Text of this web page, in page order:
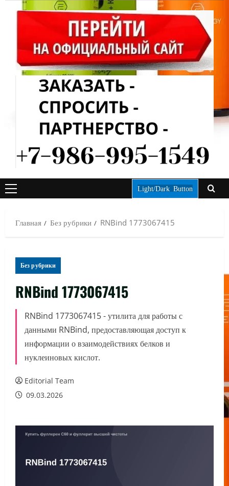
ОСНОВНОЕ
Light/Dark Button
Главная Без рубрики RNBind 1773067415
Без рубрики
RNBind 1773067415
RNBind 1773067415 - утилита для работы с
данными RNBind, предоставляющая доступ к
информации о взаимодействиях белков и
нуклеиновых кислот.
Editorial Team
09.03.2026